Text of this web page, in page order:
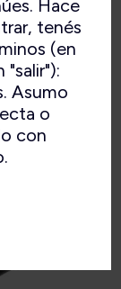
Hace
tenés
(en
Asumo
o
con